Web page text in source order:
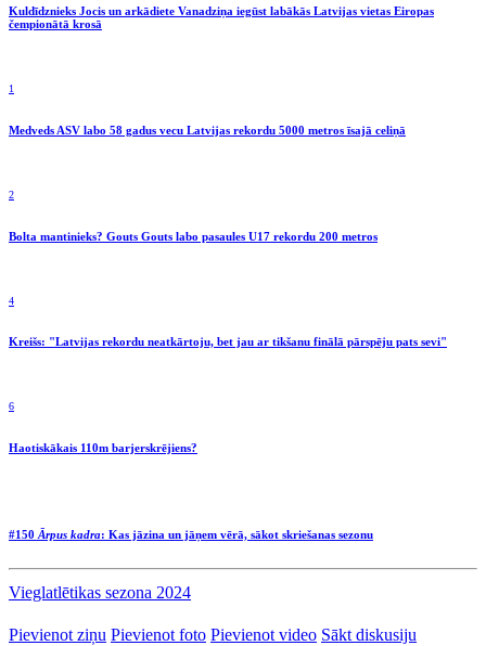
Kuldīdznieks Jocis un arkādiete Vanadziņa iegūst labākās Latvijas vietas Eiropas
čempionātā krosā
1
Medveds ASV labo 58 gadus vecu Latvijas rekordu 5000 metros īsajā celiņā
2
Bolta mantinieks? Gouts Gouts labo pasaules U17 rekordu 200 metros
4
Kreišs: "Latvijas rekordu neatkārtoju, bet jau ar tikšanu finālā pārspēju pats sevi"
6
Haotiskākais 110m barjerskrējiens?
#150 Ārpus kadra: Kas jāzina un jāņem vērā, sākot skriešanas sezonu
Vieglatlētikas sezona 2024
Pievienot ziņu Pievienot foto Pievienot video Sākt diskusiju